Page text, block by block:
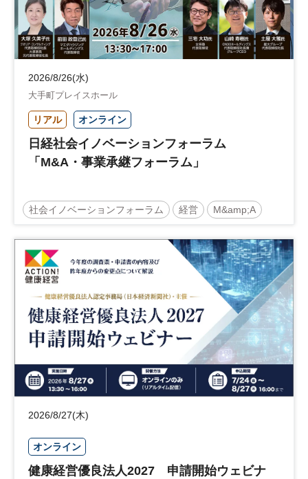
2026/8/26(水)
大手町プレイスホール
リアル オンライン
日経社会イノベーションフォーラム
「M&A・事業承継フォーラム」
社会イノベーションフォーラム 経営 M&amp;A
事業承継 中堅中小企業
日経社会イノベーションフォーラム 参加無料
2026/8/27(木)
オンライン
健康経営優良法人2027 申請開始ウェビナ